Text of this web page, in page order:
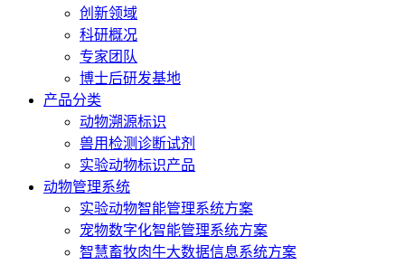
创新领域
科研概况
专家团队
博士后研发基地
产品分类
动物溯源标识
兽用检测诊断试剂
实验动物标识产品
动物管理系统
实验动物智能管理系统方案
宠物数字化智能管理系统方案
智慧畜牧肉牛大数据信息系统方案